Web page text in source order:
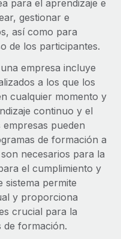
globalmente.
de trabajo sin
integradas para tu
y nóminas para
de RR. HH.
empresas.
y tiempos de pago para
puestos
para el aprendizaje e
gestionar e
así como para
de los participantes.
empresa incluye
a los que los
cualquier momento y
continuo y el
pueden
de formación a
necesarios para la
el cumplimiento y
sistema permite
y proporciona
crucial para la
de formación.